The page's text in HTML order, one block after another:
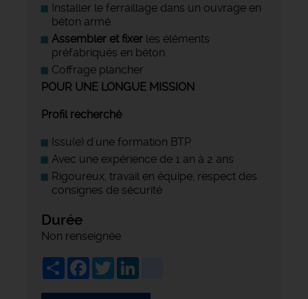
Installer le ferraillage dans un ouvrage en
béton armé.
Assembler et fixer les éléments
préfabriqués en béton.
Coffrage plancher
POUR UNE LONGUE MISSION
Profil recherché
Issu(e) d'une formation BTP
Avec une expérience de 1 an à 2 ans
Rigoureux, travail en équipe, respect des
consignes de sécurité
Durée
Non renseignée
ShareFacebook
Twitter